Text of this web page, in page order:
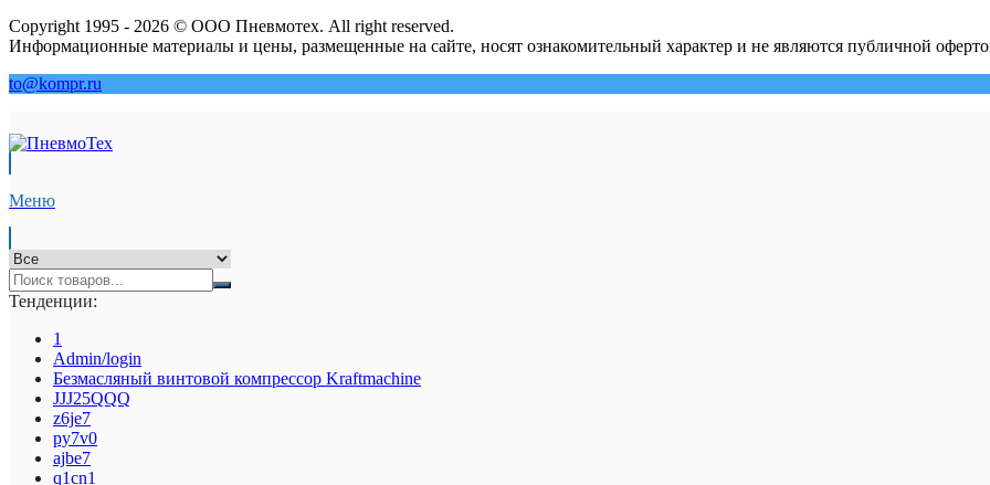
Copyright 1995 - 2026 © ООО Пневмотех. All right reserved.
Информационные материалы и цены, размещенные на сайте, носят ознакомительный характер и не являются публичной
to@kompr.ru
Меню
Тенденции:
1
Admin/login
Безмасляный винтовой компрессор Kraftmaсhine
JJJ25QQQ
z6je7
py7v0
ajbe7
q1cn1